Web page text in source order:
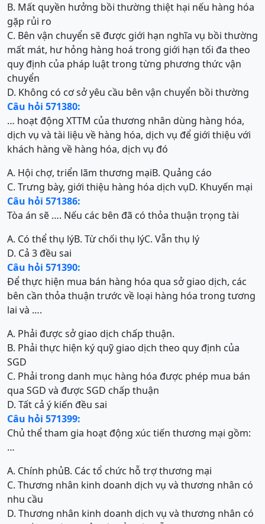
B. Mất quyền hưởng bồi thường thiệt hại nếu hàng hóa
gặp rủi ro
C. Bên vận chuyển sẽ được giới hạn nghĩa vụ bồi thường
mất mát, hư hỏng hàng hoá trong giới hạn tối đa theo
quy định của pháp luật trong từng phương thức vận
chuyển
D. Không có cơ sở yêu cầu bên vận chuyển bồi thường
Câu hỏi 571380:
… hoạt động XTTM của thương nhân dùng hàng hóa,
dịch vụ và tài liệu về hàng hóa, dịch vụ để giới thiệu với
khách hàng về hàng hóa, dịch vụ đó
A. Hội chợ, triển lãm thương mạiB. Quảng cáo
C. Trưng bày, giới thiệu hàng hóa dịch vụD. Khuyến mại
Câu hỏi 571386:
Tòa án sẽ …. Nếu các bên đã có thỏa thuận trọng tài
A. Có thể thụ lýB. Từ chối thụ lýC. Vẫn thụ lý
D. Cả 3 đều sai
Câu hỏi 571390:
Để thực hiện mua bán hàng hóa qua sở giao dịch, các
bên cần thỏa thuận trước về loại hàng hóa trong tương
lai và ….
A. Phải được sở giao dịch chấp thuận.
B. Phải thực hiện ký quỹ giao dịch theo quy định của
SGD
C. Phải trong danh mục hàng hóa được phép mua bán
qua SGD và được SGD chấp thuận
D. Tất cả ý kiến đều sai
Câu hỏi 571399:
Chủ thể tham gia hoạt động xúc tiến thương mại gồm:
…
A. Chính phủB. Các tổ chức hỗ trợ thương mại
C. Thương nhân kinh doanh dịch vụ và thương nhân có
nhu cầu
D. Thương nhân kinh doanh dịch vụ và thương nhân có